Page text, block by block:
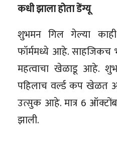
कधी झाला होता डेंग्यू
शुभमन गिल गेल्या काही
फॉर्ममध्ये आहे. साहजिकच
महत्वाचा खेळाडू आहे.
पहिलाच वर्ल्ड कप खेळत
उत्सुक आहे. मात्र 6
झाली.